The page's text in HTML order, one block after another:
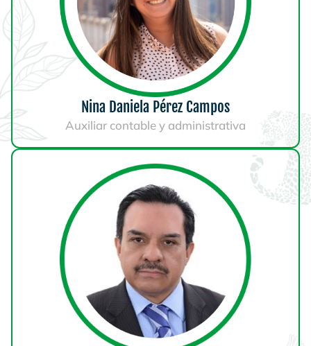
Nina Daniela Pérez Campos
Auxiliar contable y administrativa